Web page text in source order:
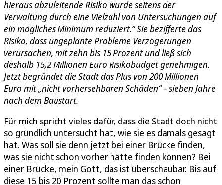
hieraus abzuleitende Risiko wurde seitens der
Verwaltung durch eine Vielzahl von Untersuchungen auf
ein mögliches Minimum reduziert.“ Sie bezifferte das
Risiko, dass ungeplante Probleme Verzögerungen
verursachen, mit zehn bis 15 Prozent und ließ sich
deshalb 15,2 Millionen Euro Risikobudget genehmigen.
Jetzt begründet die Stadt das Plus von 200 Millionen
Euro mit „nicht vorhersehbaren Schäden“ – sieben Jahre
nach dem Baustart.
Für mich spricht vieles dafür, dass die Stadt doch nicht
so gründlich untersucht hat, wie sie es damals gesagt
hat. Was soll sie denn jetzt bei einer Brücke finden,
was sie nicht schon vorher hätte finden können? Bei
einer Brücke, mein Gott, das ist überschaubar. Bis auf
diese 15 bis 20 Prozent sollte man das schon